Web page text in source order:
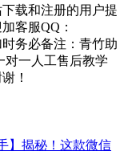
载和注册的用户提
客服QQ：
务必备注：青竹助
对一人工售后教学
！